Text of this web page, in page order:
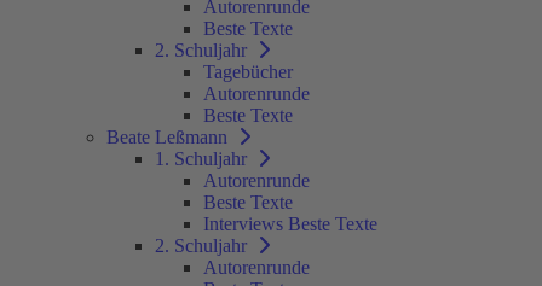
Autorenrunde
Beste Texte
2. Schuljahr
Tagebücher
Autorenrunde
Beste Texte
Beate Leßmann
1. Schuljahr
Autorenrunde
Beste Texte
Interviews Beste Texte
2. Schuljahr
Autorenrunde